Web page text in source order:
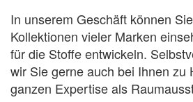
In unserem Geschäft können
Kollektionen vieler Marken
für die Stoffe entwickeln.
wir Sie gerne auch bei Ihnen zu
ganzen Expertise als
Stoffe in einer
Wir bieten Ihnen:
Rollos – die schlichte uns
Fensterdekoration. Rollos